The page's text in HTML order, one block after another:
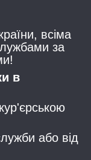
всіма
за
в
або від